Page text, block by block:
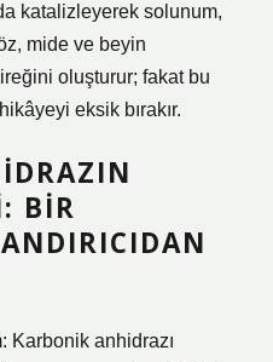
katalizleyerek solunum,
mide ve beyin
oluşturur; fakat bu
eksik bırakır.
BIR
Karbonik anhidrazı